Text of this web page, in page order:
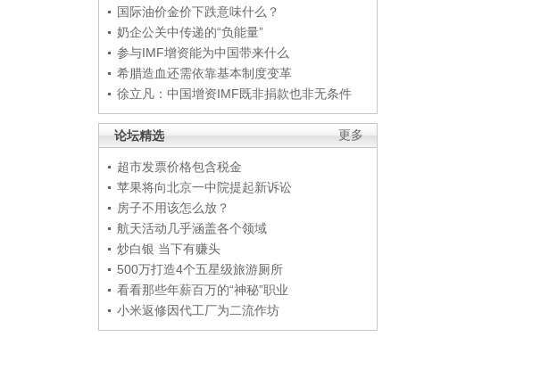
国际油价金价下跌意味什么？
奶企公关中传递的“负能量”
参与IMF增资能为中国带来什么
希腊造血还需依靠基本制度变革
徐立凡：中国增资IMF既非捐款也非无条件
更多
论坛精选
超市发票价格包含税金
苹果将向北京一中院提起新诉讼
房子不用该怎么放？
航天活动几乎涵盖各个领域
炒白银 当下有赚头
500万打造4个五星级旅游厕所
看看那些年薪百万的“神秘”职业
小米返修因代工厂为二流作坊